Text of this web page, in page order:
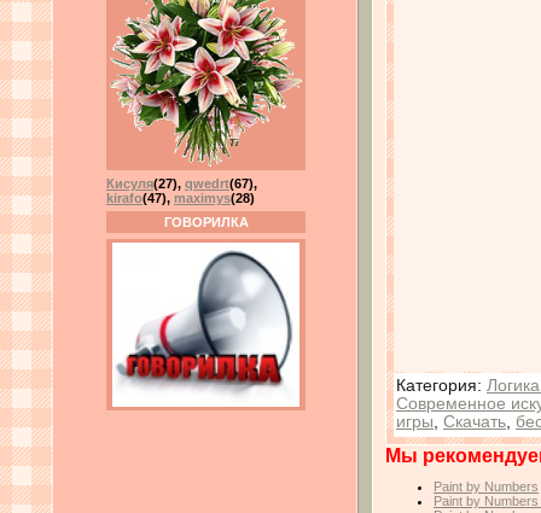
Кисуля(27), qwedrt(67),
kirafo(47), maximys(28)
ГОВОРИЛКА
Категория:
Современное
игры Скачать
Мы
Paint by Numbers
Paint by Numbers